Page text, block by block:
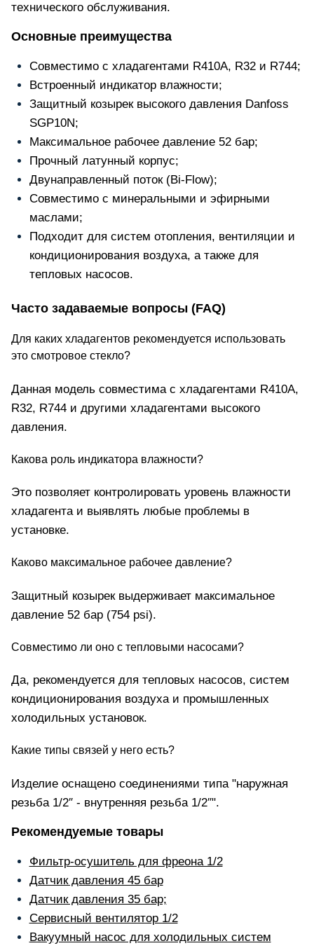
технического обслуживания.
Основные преимущества
Совместимо с хладагентами R410A, R32 и R744;
Встроенный индикатор влажности;
Защитный козырек высокого давления Danfoss
SGP10N;
Максимальное рабочее давление 52 бар;
Прочный латунный корпус;
Двунаправленный поток (Bi-Flow);
Совместимо с минеральными и эфирными
маслами;
Подходит для систем отопления, вентиляции и
кондиционирования воздуха, а также для
тепловых насосов.
Часто задаваемые вопросы (FAQ)
Для каких хладагентов рекомендуется использовать
это смотровое стекло?
Данная модель совместима с хладагентами R410A,
R32, R744 и другими хладагентами высокого
давления.
Какова роль индикатора влажности?
Это позволяет контролировать уровень влажности
хладагента и выявлять любые проблемы в
установке.
Каково максимальное рабочее давление?
Защитный козырек выдерживает максимальное
давление 52 бар (754 psi).
Совместимо ли оно с тепловыми насосами?
Да, рекомендуется для тепловых насосов, систем
кондиционирования воздуха и промышленных
холодильных установок.
Какие типы связей у него есть?
Изделие оснащено соединениями типа "наружная
резьба 1/2″ - внутренняя резьба 1/2″".
Рекомендуемые товары
Фильтр-осушитель для фреона 1/2
Датчик давления 45 бар
Датчик давления 35 бар;
Сервисный вентилятор 1/2
Вакуумный насос для холодильных систем